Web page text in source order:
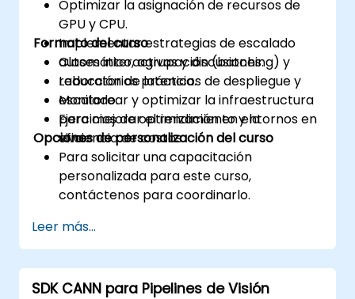
Optimizar la asignación de recursos de
GPU y CPU.
Implementar estrategias de escalado
automático, agrupación (batching) y
reducción de latencia.
Monitorear y optimizar la infraestructura
para mejorar el rendimiento y la
eficiencia de costos.
Formato del curso
Clases interactivas y discusiones.
Laboratorios prácticos de despliegue y
escalado.
Ejercicios de optimización en entornos en
vivo.
Opciones de personalización del curso
Para solicitar una capacitación
personalizada para este curso,
contáctenos para coordinarlo.
Leer más...
SDK CANN para Pipelines de Visión